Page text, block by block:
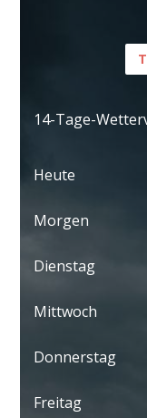
14-Tage-
Heute
Morgen
Dienstag
Mittwoch
Donnerstag
Freitag